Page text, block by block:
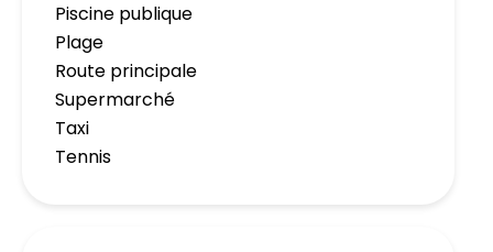
Piscine publique
Plage
Route principale
Supermarché
Taxi
Tennis